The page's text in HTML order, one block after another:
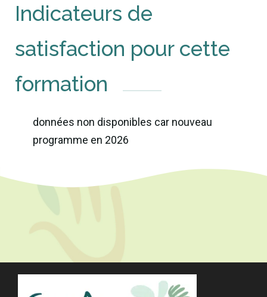
Indicateurs de
satisfaction pour cette
formation
données non disponibles car nouveau
programme en 2026